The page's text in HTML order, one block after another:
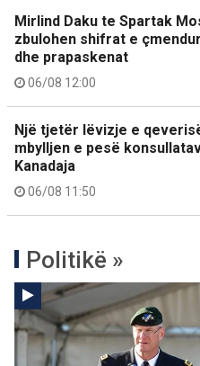
Mirlind Daku te Spartak
zbulohen shifrat e
dhe prapaskenat
06/08 12:00
Një tjetër lëvizje e
mbylljen e pesë
Kanadaja
06/08 11:50
Politikë »